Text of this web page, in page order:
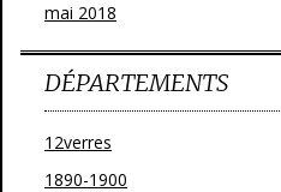
mai 2018
DÉPARTEMENTS
12verres
1890-1900